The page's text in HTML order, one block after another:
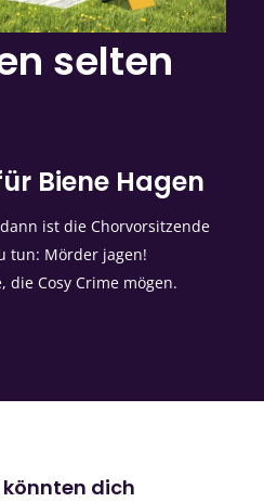
selten
Biene Hagen
ist die Chorvorsitzende
tun: Mörder jagen!
Cosy Crime mögen.
könnten dich